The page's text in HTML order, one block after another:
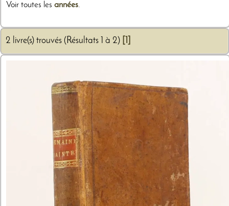
Voir toutes les années.
2 livre(s) trouvés (Résultats 1 à 2)